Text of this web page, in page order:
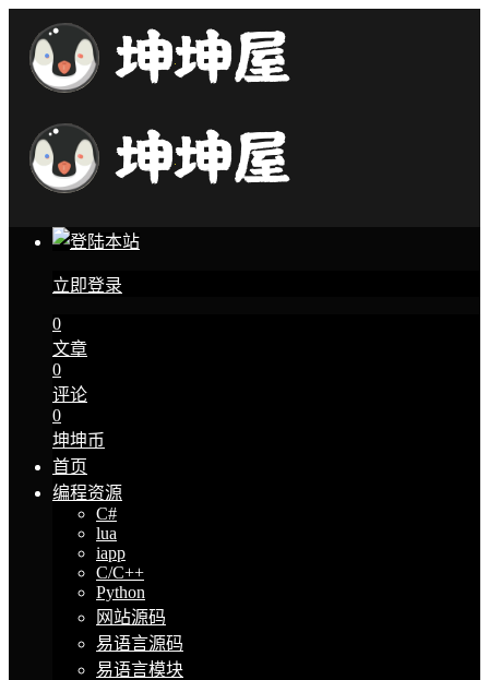
立即登录
0
文章
0
评论
0
坤坤币
首页
编程资源
C#
lua
iapp
C/C++
Python
网站源码
易语言源码
易语言模块